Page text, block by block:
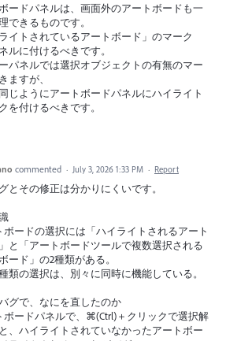
ードパネルは、画面外のアートボードも一
できるものです。
ライトされているアートボード」のマーク
ルに付けるべきです。
パネルでは選択オブジェクトの有無のマー
ますが、
じようにアートボードパネルにハイライト
を付けるべきです。
commented · July 3, 2026 1:33 PM · Report
とその修正は分かりにくいです。
ボードの選択には「ハイライトされるアート
と「アートボードツールで複数選択される
ード」の2種類がある。
類の選択は、別々に同時に機能している。
グで、なにを直したのか
ボードパネルで、⌘(Ctrl)＋クリックで選択解
、ハイライトされていなかったアートボー